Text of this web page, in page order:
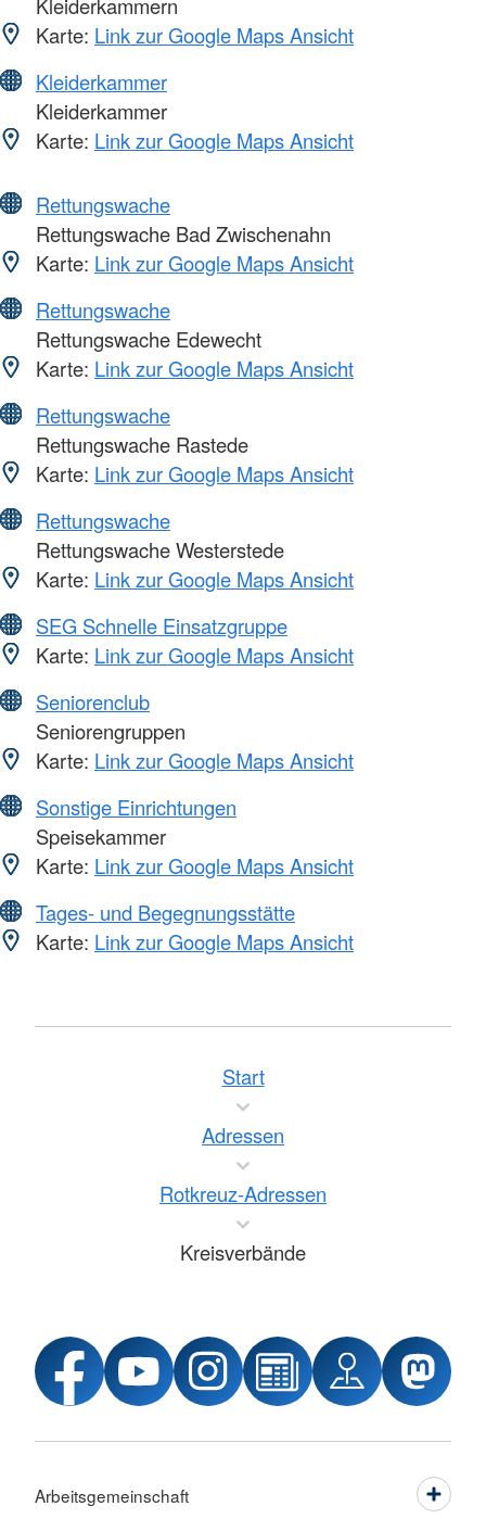
Karte: Link zur Google Maps Ansicht
Kleiderkammer
Kleiderkammer
Karte: Link zur Google Maps Ansicht
Rettungswache
Rettungswache Bad Zwischenahn
Karte: Link zur Google Maps Ansicht
Rettungswache
Rettungswache Edewecht
Karte: Link zur Google Maps Ansicht
Rettungswache
Rettungswache Rastede
Karte: Link zur Google Maps Ansicht
Rettungswache
Rettungswache Westerstede
Karte: Link zur Google Maps Ansicht
SEG Schnelle Einsatzgruppe
Karte: Link zur Google Maps Ansicht
Seniorenclub
Seniorengruppen
Karte: Link zur Google Maps Ansicht
Sonstige Einrichtungen
Speisekammer
Karte: Link zur Google Maps Ansicht
Tages- und Begegnungsstätte
Karte: Link zur Google Maps Ansicht
Start
Adressen
Rotkreuz-Adressen
Kreisverbände
Arbeitsgemeinschaft